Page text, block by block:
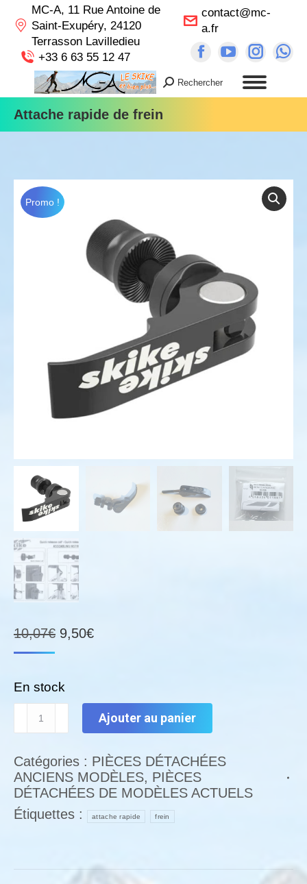
MC-A, 11 Rue Antoine de
Saint-Exupéry, 24120
Terrasson Lavilledieu
+33 6 63 55 12 47
contact@mc-
a.fr
Facebook
opens
new
YouTube
opens
new
opens
new
Recherche
Rechercher
Attache rapide de frein
Promo !
10,07€ Le
était :
10,07€.
9,50€Le
9,50€.
En stock
quantité
de
rapide
de
frein
Ajouter au panier
Catégories : PIÈCES DÉTACHÉES
ANCIENS MODÈLES, PIÈCES
DÉTACHÉES DE MODÈLES ACTUELS
Étiquettes :
attache rapide frein